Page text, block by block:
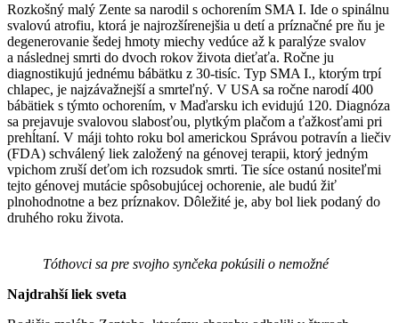
Rozkošný malý Zente sa narodil s ochorením SMA I. Ide o spinálnu
svalovú atrofiu, ktorá je najrozšírenejšia u detí a príznačné pre ňu je
degenerovanie šedej hmoty miechy vedúce až k paralýze svalov
a následnej smrti do dvoch rokov života dieťaťa. Ročne ju
diagnostikujú jednému bábätku z 30-tisíc. Typ SMA I., ktorým trpí
chlapec, je najzávažnejší a smrteľný. V USA sa ročne narodí 400
bábätiek s týmto ochorením, v Maďarsku ich evidujú 120. Diagnóza
sa prejavuje svalovou slabosťou, plytkým plačom a ťažkosťami pri
prehĺtaní. V máji tohto roku bol americkou Správou potravín a liečiv
(FDA) schválený liek založený na génovej terapii, ktorý jedným
vpichom zruší deťom ich rozsudok smrti. Tie síce ostanú nositeľmi
tejto génovej mutácie spôsobujúcej ochorenie, ale budú žiť
plnohodnotne a bez príznakov. Dôležité je, aby bol liek podaný do
druhého roku života.
Tóthovci sa pre svojho synčeka pokúsili o nemožné
Najdrahší liek sveta